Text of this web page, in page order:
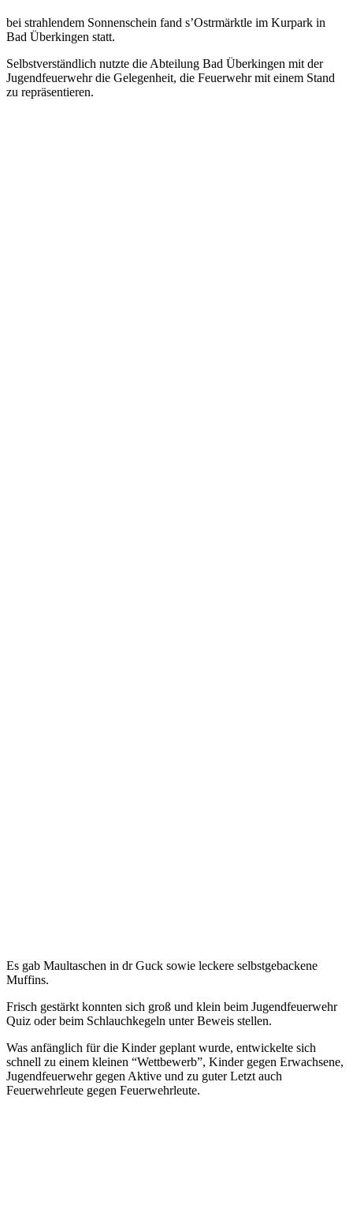
bei strahlendem Sonnenschein fand s’Ostrmärktle im Kurpark in
Bad Überkingen statt.
Selbstverständlich nutzte die Abteilung Bad Überkingen mit der
Jugendfeuerwehr die Gelegenheit, die Feuerwehr mit einem Stand
zu repräsentieren.
Es gab Maultaschen in dr Guck sowie leckere selbstgebackene
Muffins.
Frisch gestärkt konnten sich groß und klein beim Jugendfeuerwehr
Quiz oder beim Schlauchkegeln unter Beweis stellen.
Was anfänglich für die Kinder geplant wurde, entwickelte sich
schnell zu einem kleinen “Wettbewerb”, Kinder gegen Erwachsene,
Jugendfeuerwehr gegen Aktive und zu guter Letzt auch
Feuerwehrleute gegen Feuerwehrleute.